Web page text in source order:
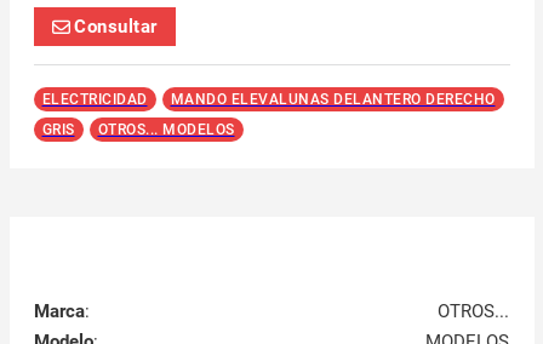
Consultar
ELECTRICIDAD
MANDO ELEVALUNAS DELANTERO DERECHO
GRIS
OTROS... MODELOS
Marca:
OTROS...